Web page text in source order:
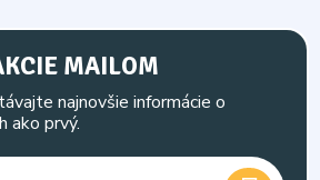
MAILOM
najnovšie informácie o
ako prvý.